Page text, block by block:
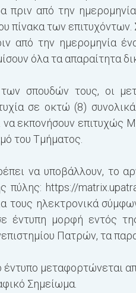
πριν από την
πίνακα των
από την ημερομηνία
όλα τα απαραίτητα
σπουδών τους, οι
σε οκτώ (8)
εκπονήσουν επιτυχώς
του Τμήματος.
να υποβάλλουν, το
πύλης: https://
τους ηλεκτρονικά
έντυπη μορφή εντός
Πατρών, τα
έντυπο μεταφορτώνεται
Σημείωμα.